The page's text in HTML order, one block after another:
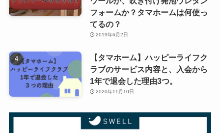
フォームか？タマホームは何使っ
てるの？
2019年6月2日
【タマホーム】ハッピーライフク
ラブのサービス内容と、入会から
1年で退会した理由3つ。
2020年11月10日